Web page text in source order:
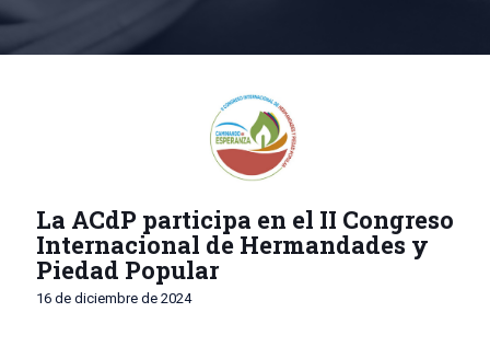
La ACdP participa en el II Congreso
Internacional de Hermandades y
Piedad Popular
16 de diciembre de 2024